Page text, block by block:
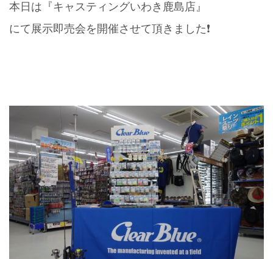
本日は『キャスティングいわき鹿島店』
にて展示即売会を開催させて頂きました❗️